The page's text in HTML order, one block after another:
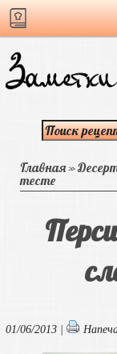
Главная»
тесте
01/06/2013 |